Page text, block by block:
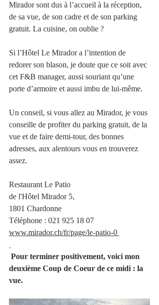
Mirador sont dus à l’accueil à la réception,
de sa vue, de son cadre et de son parking
gratuit. La cuisine, on oublie ?
Si l’Hôtel Le Mirador a l’intention de
redorer son blason, je doute que ce soit avec
cet F&B manager, aussi souriant qu’une
porte d’armoire et aussi imbu de lui-même.
Un conseil, si vous allez au Mirador, je vous
conseille de profiter du parking gratuit, de la
vue et de faire demi-tour, des bonnes
adresses, aux alentours vous en trouverez
assez.
Restaurant Le Patio
de l'Hôtel Mirador 5,
1801 Chardonne
Téléphone : 021 925 18 07
www.mirador.ch/fr/page/le-patio-0
Pour terminer positivement, voici mon
deuxième Coup de Coeur de ce midi : la
vue.